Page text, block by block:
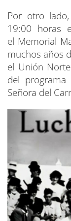
Por otro
19:00 horas
el Memorial
muchos años
el Unión
del
Señora del